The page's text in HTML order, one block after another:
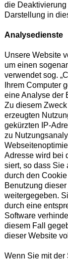
die
Darstellung in
Analysedienste
Unsere Website
um einen
verwendet sog.
Ihrem Computer
eine Analyse der
Zu diesem
erzeugten
gekürzten IP-
zu
Adresse wird bei
siert, so dass Sie
durch den
Benutzung
weitergegeben.
durch eine
Software
diesem Fall
dieser Website
Wenn Sie mit der